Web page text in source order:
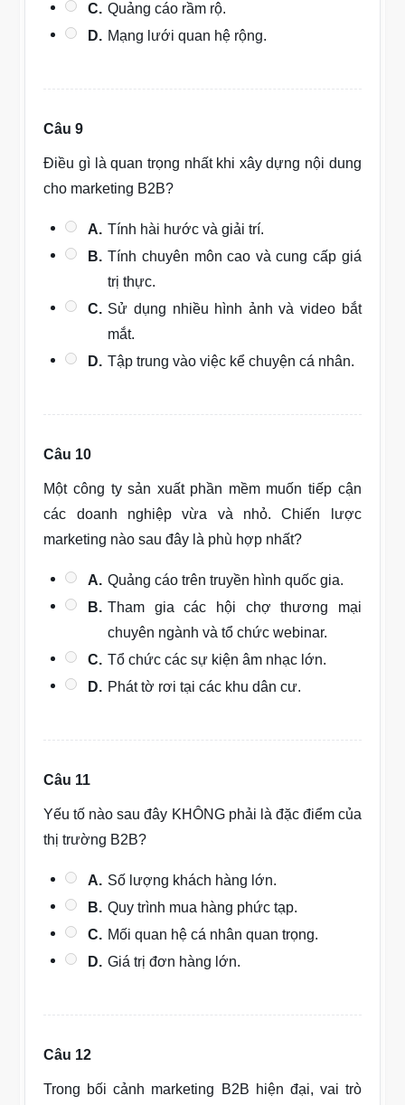
C. Quảng cáo rầm rộ.
D. Mạng lưới quan hệ rộng.
Câu 9
Điều gì là quan trọng nhất khi xây dựng nội dung
cho marketing B2B?
A. Tính hài hước và giải trí.
B. Tính chuyên môn cao và cung cấp giá
trị thực.
C. Sử dụng nhiều hình ảnh và video bắt
mắt.
D. Tập trung vào việc kể chuyện cá nhân.
Câu 10
Một công ty sản xuất phần mềm muốn tiếp cận
các doanh nghiệp vừa và nhỏ. Chiến lược
marketing nào sau đây là phù hợp nhất?
A. Quảng cáo trên truyền hình quốc gia.
B. Tham gia các hội chợ thương mại
chuyên ngành và tổ chức webinar.
C. Tổ chức các sự kiện âm nhạc lớn.
D. Phát tờ rơi tại các khu dân cư.
Câu 11
Yếu tố nào sau đây KHÔNG phải là đặc điểm của
thị trường B2B?
A. Số lượng khách hàng lớn.
B. Quy trình mua hàng phức tạp.
C. Mối quan hệ cá nhân quan trọng.
D. Giá trị đơn hàng lớn.
Câu 12
Trong bối cảnh marketing B2B hiện đại, vai trò